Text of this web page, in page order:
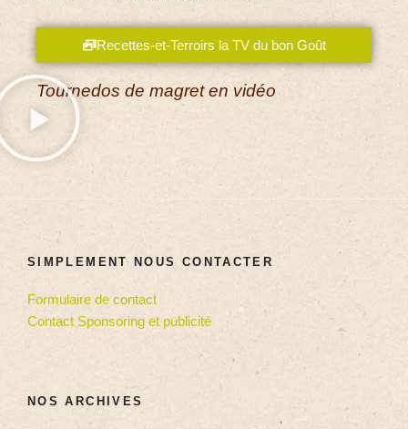
Recettes-et-Terroirs la TV du bon Goût
Tournedos de magret en vidéo
SIMPLEMENT NOUS CONTACTER
Formulaire de contact
Contact Sponsoring et publicité
NOS ARCHIVES